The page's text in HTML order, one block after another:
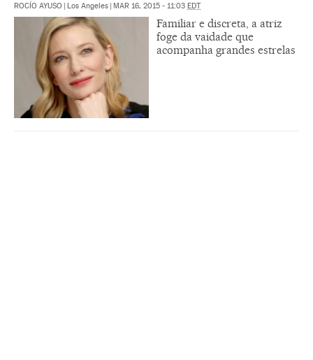
ROCÍO AYUSO | Los Angeles | MAR 16, 2015 - 11:03 EDT
Familiar e discreta, a atriz
foge da vaidade que
acompanha grandes estrelas